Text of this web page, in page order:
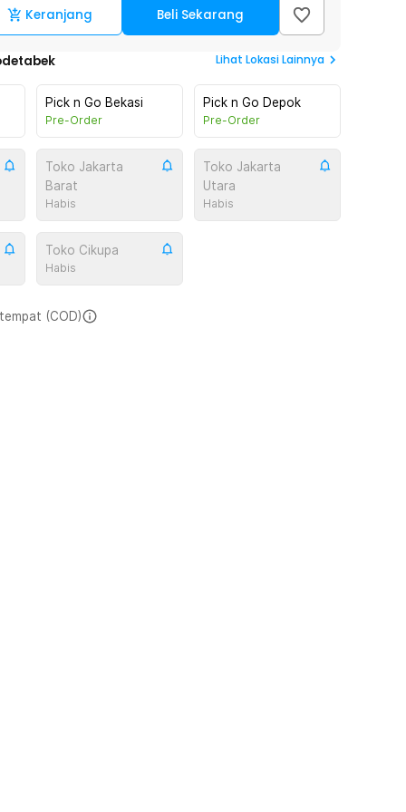
Keranjang Beli Sekarang
Lihat Lokasi Lainnya
Pick n Go Bekasi
Pre-Order
Pick n Go Depok
Pre-Order
Toko Jakarta
Barat
Habis
Toko Jakarta
Utara
Habis
Toko Cikupa
Habis
(COD)